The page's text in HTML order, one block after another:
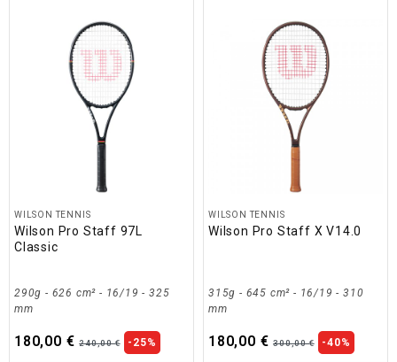
WILSON TENNIS
Wilson Pro Staff 97L
Classic
290g - 626 cm² - 16/19 - 325
mm
180,00 € 240,00 € -25%
WILSON TENNIS
Wilson Pro Staff X V14.0
315g - 645 cm² - 16/19 - 310
mm
180,00 € 300,00 € -40%